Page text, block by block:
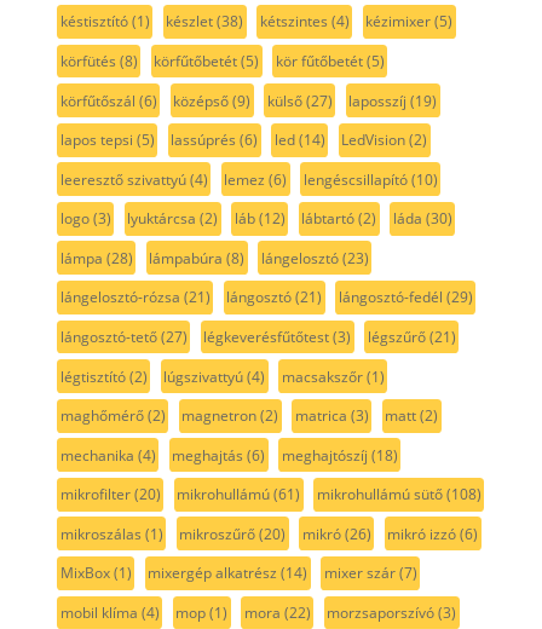
késtisztító(1) készlet(38) kétszintes (4) kézimixer(5)
körfütés (8) körfűtőbetét(5) kör fűtőbetét(5)
körfűtőszál (6) középső(9) külső(27) laposszíj (19)
lapos tepsi (5) lassúprés (6) led(14) LedVision(2)
leeresztő szivattyú(4) lemez (6) lengéscsillapító(10)
logo(3) lyuktárcsa (2) láb(12) lábtartó(2) láda (30)
lámpa (28) lámpabúra (8) lángelosztó(23)
lángelosztó-rózsa (21) lángosztó(21) lángosztó-fedél (29)
lángosztó-tető(27) légkeverésfűtőtest(3) légszűrő(21)
légtisztító(2) lúgszivattyú(4) macsakszőr(1)
maghőmérő(2) magnetron(2) matrica (3) matt(2)
mechanika (4) meghajtás (6) meghajtószíj (18)
mikrofilter(20) mikrohullámú(61) mikrohullámú sütő(108)
mikroszálas (1) mikroszűrő(20) mikró(26) mikró izzó(6)
MixBox(1) mixergép alkatrész (14) mixer szár(7)
mobil klíma (4) mop(1) mora (22) morzsaporszívó(3)